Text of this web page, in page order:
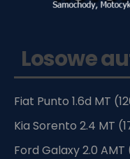
Losowe
Fiat Punto 1.6d MT
Kia Sorento 2.4 MT
Ford Galaxy 2.0